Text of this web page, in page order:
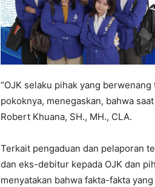
“OJK selaku pihak yang
pokoknya, menegaskan, bahwa
Robert Khuana, SH., MH., CLA.
Terkait pengaduan dan pelaporan
dan eks-debitur kepada OJK dan
menyatakan bahwa fakta-fakta